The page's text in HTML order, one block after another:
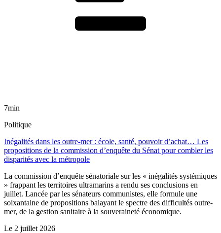
7min
Politique
Inégalités dans les outre-mer : école, santé, pouvoir d’achat… Les
propositions de la commission d’enquête du Sénat pour combler les
disparités avec la métropole
La commission d’enquête sénatoriale sur les « inégalités systémiques
» frappant les territoires ultramarins a rendu ses conclusions en
juillet. Lancée par les sénateurs communistes, elle formule une
soixantaine de propositions balayant le spectre des difficultés outre-
mer, de la gestion sanitaire à la souveraineté économique.
Le 2 juillet 2026